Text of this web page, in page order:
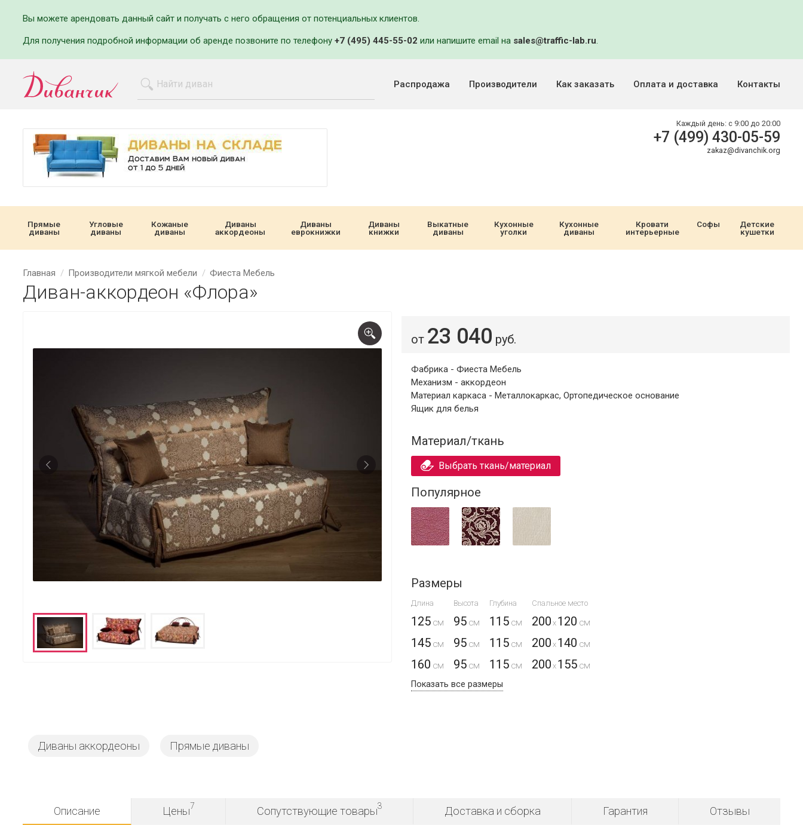
Вы можете арендовать данный сайт и получать с него обращения от потенциальных клиентов.
Для получения подробной информации об аренде позвоните по телефону +7 (495) 445-55-02 или напишите email на sales@traffic-lab.ru.
Распродажа Производители Как заказать Оплата и доставка Контакты
Каждый день: с 9:00 до 20:00
+7 (499) 430-05-59
zakaz@divanchik.org
Прямые
диваны
Угловые
диваны
Кожаные
диваны
Диваны
аккордеоны
Диваны
еврокнижки
Диваны
книжки
Выкатные
диваны
Кухонные
уголки
Кухонные
диваны
Кровати
интерьерные
Софы
Детские
кушетки
Главная Производители мягкой мебели Фиеста Мебель
Диван-аккордеон «Флора»
от 23 040 руб.
Фабрика - Фиеста Мебель
Механизм - аккордеон
Материал каркаса - Металлокаркас, Ортопедическое основание
Ящик для белья
Материал/ткань
Выбрать ткань/материал
Популярное
Размеры
Длина Высота Глубина Спальное место
125 95 115 200 x 120
145
95 115 200 x 140
160
95 115 200 x 155
Показать все размеры
Диваны аккордеоны Прямые диваны
Описание Цены7 Сопутствующие товары3 Доставка и сборка Гарантия Отзывы